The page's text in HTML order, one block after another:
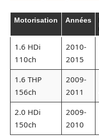
Motorisation Années
1.6 HDi
110ch
2010-
2015
1.6 THP
156ch
2009-
2011
2.0 HDi
150ch
2009-
2010